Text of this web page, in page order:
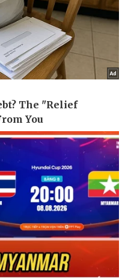
Quân sự - Quốc phòng
Vũ khí
Phân tích